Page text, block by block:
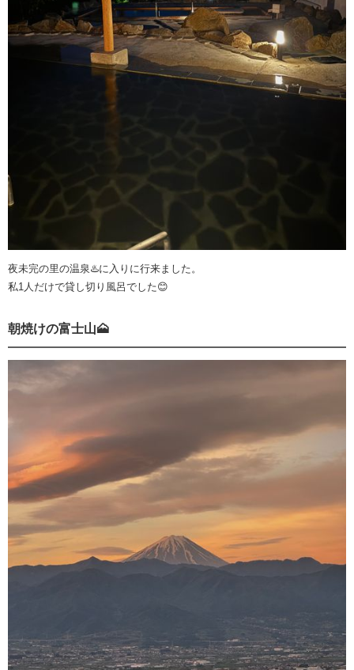
夜未完の里の温泉♨️に入りに行来ました。
私1人だけで貸し切り風呂でした😊
朝焼けの富士山🗻